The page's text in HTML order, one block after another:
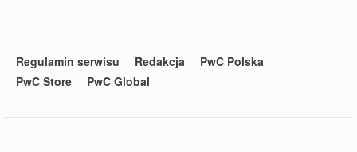
Regulamin serwisu Redakcja
PwC Polska
PwC Store
PwC Global